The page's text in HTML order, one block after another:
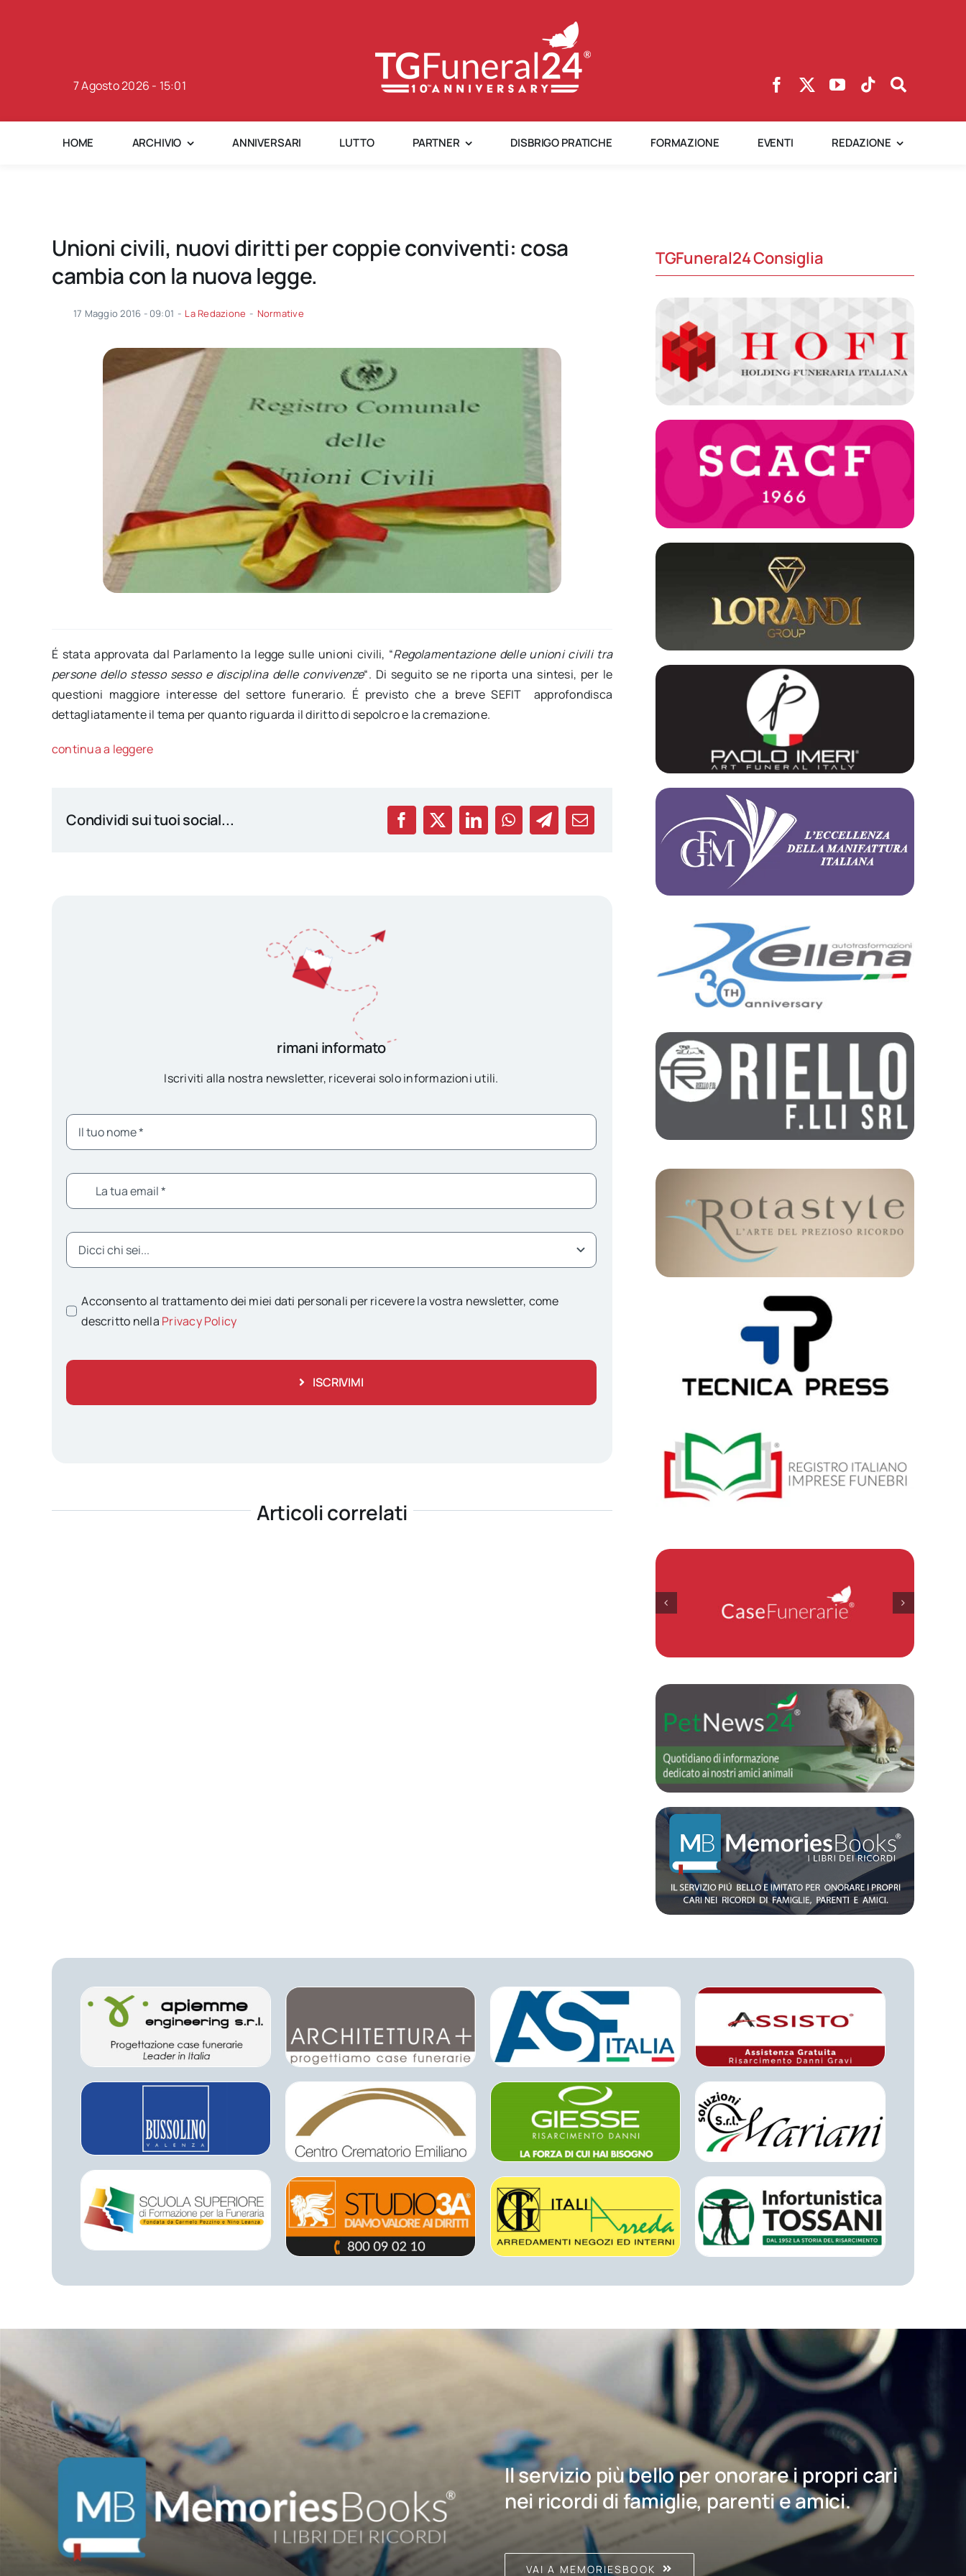
7 Agosto 2026 - 15:01
HOME ARCHIVIO ANNIVERSARI LUTTO PARTNER DISBRIGO PRATICHE FORMAZIONE EVENTI REDAZIONE
Unioni civili, nuovi diritti per coppie conviventi: cosa
cambia con la nuova legge.
17 Maggio 2016 - 09:01 - La Redazione - Normative
É stata approvata dal Parlamento la legge sulle unioni civili, “Regolamentazione delle unioni civili tra
persone dello stesso sesso e disciplina delle convivenze“. Di seguito se ne riporta una sintesi, per le
questioni maggiore interesse del settore funerario. É previsto che a breve SEFIT approfondisca
dettagliatamente il tema per quanto riguarda il diritto di sepolcro e la cremazione.
continua a leggere
Condividi sui tuoi social...
rimani informato
Iscriviti alla nostra newsletter, riceverai solo informazioni utili.
Acconsento al trattamento dei miei dati personali per ricevere la vostra newsletter, come
descritto nella Privacy Policy
ISCRIVIMI
Articoli correlati
TGFuneral24 Consiglia
Il servizio più bello per onorare i propri cari
nei ricordi di famiglie, parenti e amici.
VAI A MEMORIESBOOK